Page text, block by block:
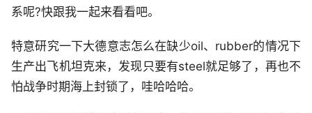
系呢?快跟我一起来看看吧。
特意研究一下大德意志怎么在缺少oil、rubber的情况下
生产出飞机坦克来，发现只要有steel就足够了，再也不
怕战争时期海上封锁了，哇哈哈哈。